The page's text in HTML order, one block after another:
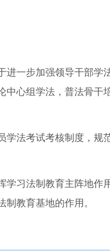
一步加强领导干部学
中心组学法，普法骨干
法考试考核制度，规
习法制教育主阵地作
教育基地的作用。